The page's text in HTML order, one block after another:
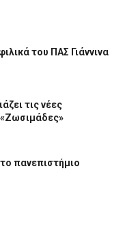
του ΠΑΣ Γιάννινα
τις νέες
πανεπιστήμιο